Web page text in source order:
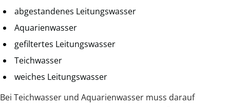
abgestandenes Leitungswasser
Aquarienwasser
gefiltertes Leitungswasser
Teichwasser
weiches Leitungswasser
Bei Teichwasser und Aquarienwasser muss darauf